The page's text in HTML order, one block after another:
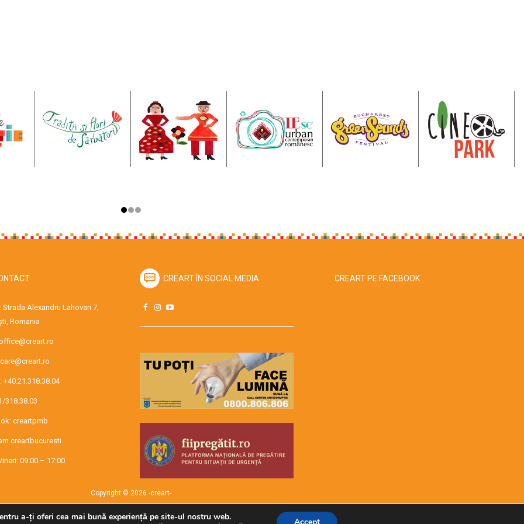
Strada Alexandru Lahovari 7,
Romania
+40.21.318.38.04
318.38.03
creartpmb
creartbucuresti
09:00 – 17:00
CREART ÎN SOCIAL MEDIA CREART PE FACEBOOK
Copyright © 2026 -creart-
Administrat de SECURMENOW
a-ți oferi cea mai bună experiență pe site-ul nostru web.